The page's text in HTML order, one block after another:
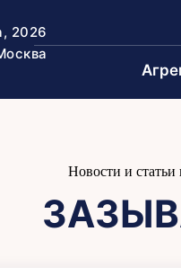
2026
Новости и статьи